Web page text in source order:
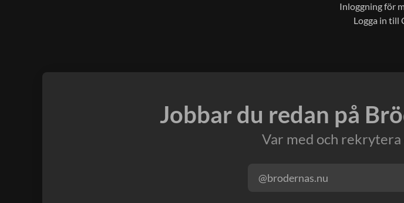
Inloggning för
Logga in till
Jobbar du redan på
Var med och
@brodernas.nu